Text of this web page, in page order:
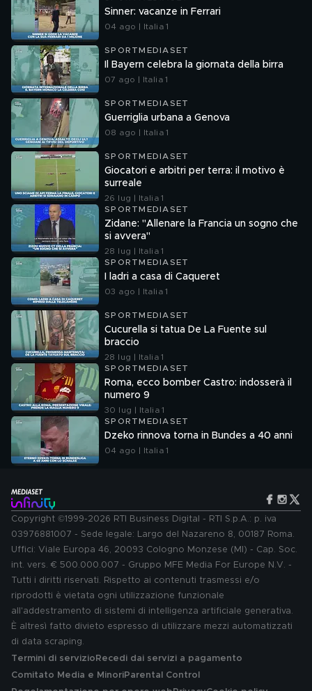
Sinner: vacanze in Ferrari
04 ago | Italia 1
SPORTMEDIASET
Il Bayern celebra la giornata della birra
07 ago | Italia 1
SPORTMEDIASET
Guerriglia urbana a Genova
08 ago | Italia 1
SPORTMEDIASET
Giocatori e arbitri per terra: il motivo è
surreale
26 lug | Italia 1
SPORTMEDIASET
Zidane: "Allenare la Francia un sogno che
si avvera"
28 lug | Italia 1
SPORTMEDIASET
I ladri a casa di Caqueret
03 ago | Italia 1
SPORTMEDIASET
Cucurella si tatua De La Fuente sul
braccio
28 lug | Italia 1
SPORTMEDIASET
Roma, ecco bomber Castro: indosserà il
numero 9
30 lug | Italia 1
SPORTMEDIASET
Dzeko rinnova torna in Bundes a 40 anni
04 ago | Italia 1
Copyright ©1999-2026 RTI Business Digital - RTI S.p.A.: p. iva
03976881007 - Sede legale: Largo del Nazareno 8, 00187 Roma.
Uffici: Viale Europa 46, 20093 Cologno Monzese (MI) - Cap. Soc.
int. vers. € 500.000.007 - Gruppo MFE Media For Europe N.V. -
Tutti i diritti riservati. Rispetto ai contenuti trasmessi e/o
riprodotti è vietata ogni utilizzazione funzionale
all'addestramento di sistemi di intelligenza artificiale generativa.
È altresì fatto divieto espresso di utilizzare mezzi automatizzati
di data scraping.
Termini di servizio Recedi dai servizi a pagamento
Comitato Media e MinoriParental Control